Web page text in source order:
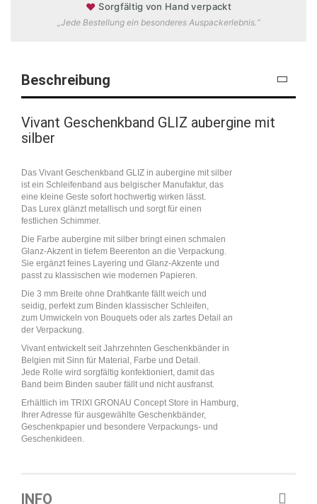
♥ Sorgfältig von Hand verpackt
„Jede Bestellung ein besonderes Auspackerlebnis.“
Beschreibung
Vivant Geschenkband GLIZ aubergine mit
silber
Das Vivant Geschenkband GLIZ in aubergine mit silber
ist ein Schleifenband aus belgischer Manufaktur, das
eine kleine Geste sofort hochwertig wirken lässt.
Das Lurex glänzt metallisch und sorgt für einen
festlichen Schimmer.
Die Farbe aubergine mit silber bringt einen schmalen
Glanz-Akzent in tiefem Beerenton an die Verpackung.
Sie ergänzt feines Layering und Glanz-Akzente und
passt zu klassischen wie modernen Papieren.
Die 3 mm Breite ohne Drahtkante fällt weich und
seidig, perfekt zum Binden klassischer Schleifen,
zum Umwickeln von Bouquets oder als zartes Detail an
der Verpackung.
Vivant entwickelt seit Jahrzehnten Geschenkbänder in
Belgien mit Sinn für Material, Farbe und Detail.
Jede Rolle wird sorgfältig konfektioniert, damit das
Band beim Binden sauber fällt und nicht ausfranst.
Erhältlich im TRIXI GRONAU Concept Store in Hamburg,
Ihrer Adresse für ausgewählte Geschenkbänder,
Geschenkpapier und besondere Verpackungs- und
Geschenkideen.
INFO